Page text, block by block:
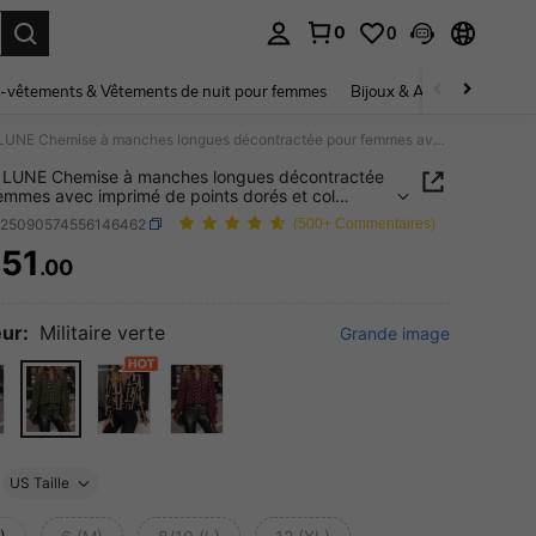
0 0
vêtements & Vêtements de nuit pour femmes Bijoux & Accessoires pour
SHEIN LUNE Chemise à manches longues décontractée pour femmes avec imprimé de points dorés et col cranté, automne
LUNE Chemise à manches longues décontractée
avec imprimé de points dorés et col
automne
(500+ Commentaires)
AND AVAILABILITY
.00
Militaire verte Grande image
US Taille